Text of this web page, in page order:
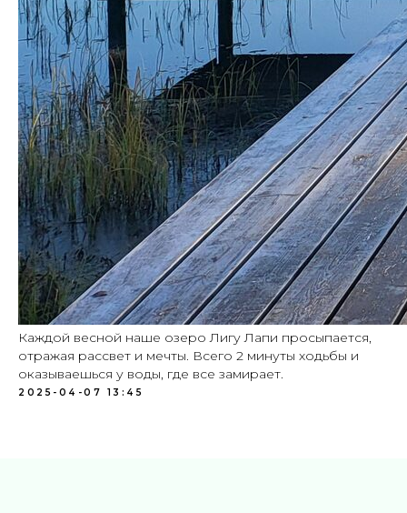
Каждой весной наше озеро Лигу Лапи просыпается,
отражая рассвет и мечты. Всего 2 минуты ходьбы и
оказываешься у воды, где все замирает.
2025-04-07 13:45
Адрес:Ленинградская обл., Всеволожский
р-н, Куйвозовское сельское поселение, ТСН
Лисичкино, Приозерское шоссе, 30 км
Смотреть в Яндекс Картах
Контакты:
+7 (921) 940-67-22
lena-v1@yandex.ru
Мессенджеры:
Мы в соц. сетях: Мы на Авито:
Смотреть в Google Картах